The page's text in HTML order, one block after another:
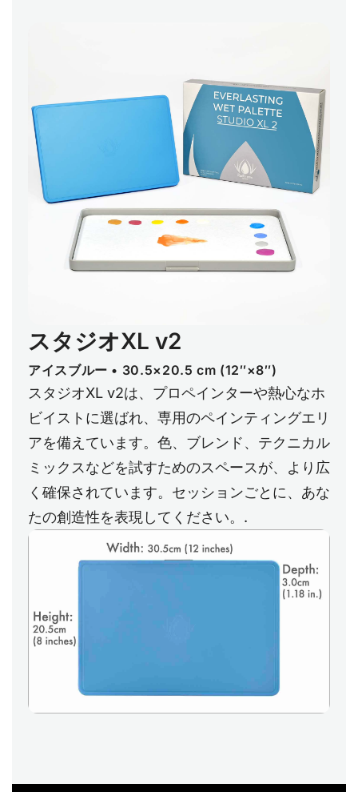
スタジオXL v2
アイスブルー • 30.5×20.5 cm (12″×8″)
スタジオXL v2は、プロペインターや熱心なホ
ビイストに選ばれ、専用のペインティングエリ
アを備えています。色、ブレンド、テクニカル
ミックスなどを試すためのスペースが、より広
く確保されています。セッションごとに、あな
たの創造性を表現してください。.